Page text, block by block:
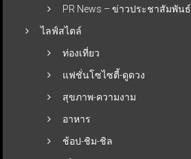
PR News – ข่าวประชาสัมพันธ์
ไลฟ์สไตล์
ท่องเที่ยว
แฟชั่นโซไซตี้-ดูดวง
สุขภาพ-ความงาม
อาหาร
ช้อป-ชิม-ชิล